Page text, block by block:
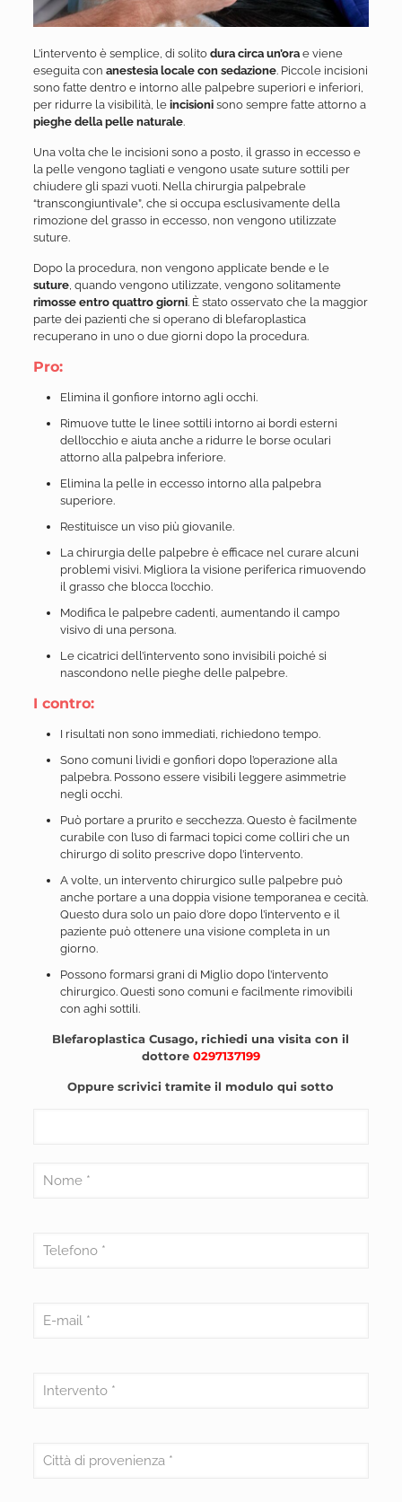
L’intervento è semplice, di solito dura circa un’orae viene
eseguita con anestesia locale con sedazione. Piccole incisioni
sono fatte dentro e intorno alle palpebre superiori e inferiori,
per ridurre la visibilità, le incisionisono sempre fatte attorno a
pieghe della pelle naturale.
Una volta che le incisioni sono a posto, il grasso in eccesso e
la pelle vengono tagliati e vengono usate suture sottili per
chiudere gli spazi vuoti. Nella chirurgia palpebrale
“transcongiuntivale”, che si occupa esclusivamente della
rimozione del grasso in eccesso, non vengono utilizzate
suture.
Dopo la procedura, non vengono applicate bende e le
suture, quando vengono utilizzate, vengono solitamente
rimosse entro quattro giorni. È stato osservato che la maggior
parte dei pazienti che si operano di blefaroplastica
recuperano in uno o due giorni dopo la procedura.
Pro:
Elimina il gonfiore intorno agli occhi.
Rimuove tutte le linee sottili intorno ai bordi esterni
dell’occhio e aiuta anche a ridurre le borse oculari
attorno alla palpebra inferiore.
Elimina la pelle in eccesso intorno alla palpebra
superiore.
Restituisce un viso più giovanile.
La chirurgia delle palpebre è efficace nel curare alcuni
problemi visivi. Migliora la visione periferica rimuovendo
il grasso che blocca l’occhio.
Modifica le palpebre cadenti, aumentando il campo
visivo di una persona.
Le cicatrici dell’intervento sono invisibili poiché si
nascondono nelle pieghe delle palpebre.
I contro:
I risultati non sono immediati, richiedono tempo.
Sono comuni lividi e gonfiori dopo l’operazione alla
palpebra. Possono essere visibili leggere asimmetrie
negli occhi.
Può portare a prurito e secchezza. Questo è facilmente
curabile con l’uso di farmaci topici come colliri che un
chirurgo di solito prescrive dopo l’intervento.
A volte, un intervento chirurgico sulle palpebre può
anche portare a una doppia visione temporanea e cecità.
Questo dura solo un paio d’ore dopo l’intervento e il
paziente può ottenere una visione completa in un
giorno.
Possono formarsi grani di Miglio dopo l’intervento
chirurgico. Questi sono comuni e facilmente rimovibili
con aghi sottili.
Blefaroplastica Cusago, richiedi una visita con il
dottore 0297137199
Oppure scrivici tramite il modulo qui sotto